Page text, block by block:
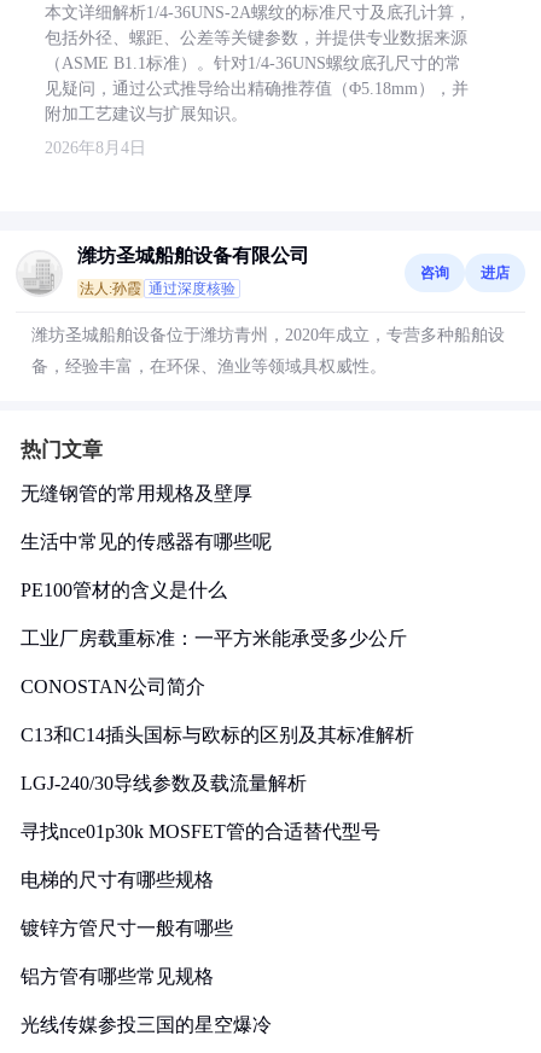
本文详细解析1/4-36UNS-2A螺纹的标准尺寸及底孔计算，
包括外径、螺距、公差等关键参数，并提供专业数据来源
（ASME B1.1标准）。针对1/4-36UNS螺纹底孔尺寸的常
见疑问，通过公式推导给出精确推荐值（Φ5.18mm），并
附加工艺建议与扩展知识。
2026年8月4日
潍坊圣城船舶设备有限公司
法人:孙霞 通过深度核验
咨询 进店
潍坊圣城船舶设备位于潍坊青州，2020年成立，专营多种船舶设
备，经验丰富，在环保、渔业等领域具权威性。
热门文章
无缝钢管的常用规格及壁厚
生活中常见的传感器有哪些呢
PE100管材的含义是什么
工业厂房载重标准：一平方米能承受多少公斤
CONOSTAN公司简介
C13和C14插头国标与欧标的区别及其标准解析
LGJ-240/30导线参数及载流量解析
寻找nce01p30k MOSFET管的合适替代型号
电梯的尺寸有哪些规格
镀锌方管尺寸一般有哪些
铝方管有哪些常见规格
光线传媒参投三国的星空爆冷